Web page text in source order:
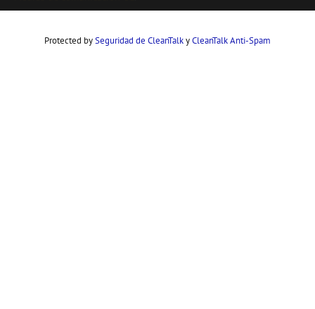
Protected bySeguridad de CleanTalkyCleanTalk Anti-Spam